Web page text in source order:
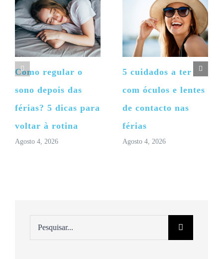
Como regular o
sono depois das
férias? 5 dicas para
voltar à rotina
Agosto 4, 2026
5 cuidados a ter
com óculos e lentes
de contacto nas
férias
Agosto 4, 2026